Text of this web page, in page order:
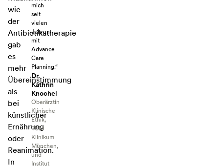
wie
der
Antibiotikatherapie
gab
es
mehr
Übereinstimmung
als
bei
künstlicher
Ernährung
oder
Reanimation.
In
mich
seit
vielen
Jahren
mit
Advance
Care
Planning.“
Dr.
Kathrin
Knochel
Oberärztin
Klinische
Ethik,
TUM
Klinikum
München,
und
Institut